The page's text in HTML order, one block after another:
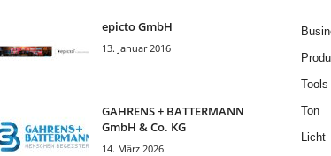
epicto GmbH
13. Januar 2016
GAHRENS + BATTERMANN
GmbH & Co. KG
14. März 2026
Tools
Ton
Licht